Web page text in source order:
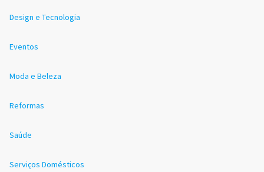
Design e Tecnologia
Eventos
Moda e Beleza
Reformas
Saúde
Serviços Domésticos